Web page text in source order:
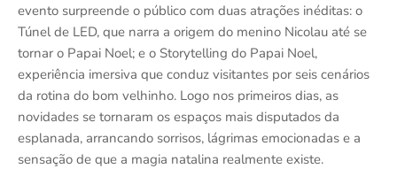
evento surpreende o público com duas atrações inéditas: o
Túnel de LED, que narra a origem do menino Nicolau até se
tornar o Papai Noel; e o Storytelling do Papai Noel,
experiência imersiva que conduz visitantes por seis cenários
da rotina do bom velhinho. Logo nos primeiros dias, as
novidades se tornaram os espaços mais disputados da
esplanada, arrancando sorrisos, lágrimas emocionadas e a
sensação de que a magia natalina realmente existe.